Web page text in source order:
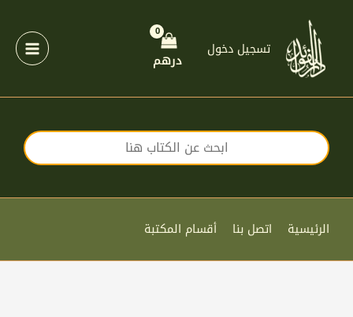
المحتوى
تسجيل دخول
درهم
الرئيسية اتصل بنا أقسام المكتبة